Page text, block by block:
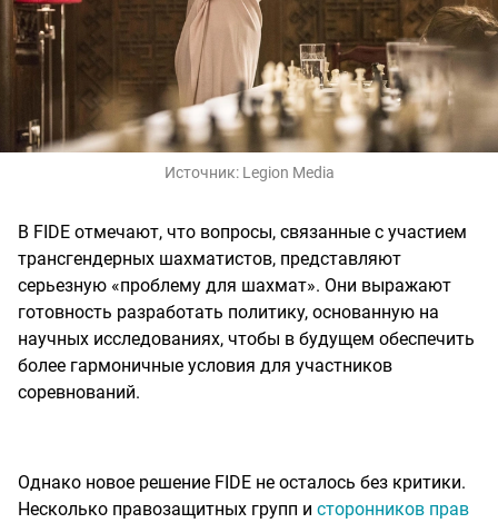
Источник: Legion Media
В FIDE отмечают, что вопросы, связанные с участием
трансгендерных шахматистов, представляют
серьезную «проблему для шахмат». Они выражают
готовность разработать политику, основанную на
научных исследованиях, чтобы в будущем обеспечить
более гармоничные условия для участников
соревнований.
Однако новое решение FIDE не осталось без критики.
Несколько правозащитных групп и сторонников прав